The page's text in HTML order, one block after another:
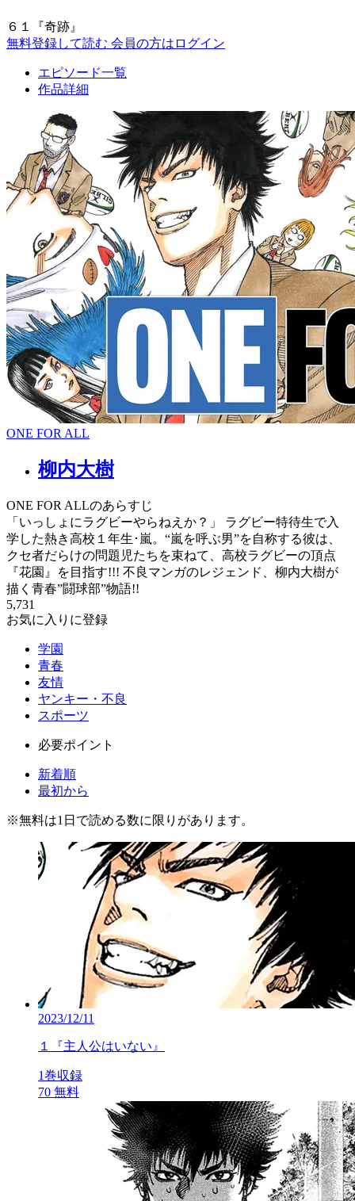
６１『奇跡』
無料登録して読む 会員の方はログイン
エピソード一覧
作品詳細
ONE FOR ALL
柳内大樹
ONE FOR ALLのあらすじ
「いっしょにラグビーやらねえか？」 ラグビー特待生で入
学した熱き高校１年生･嵐。“嵐を呼ぶ男”を自称する彼は、
クセ者だらけの問題児たちを束ねて、高校ラグビーの頂点
『花園』を目指す!!! 不良マンガのレジェンド、柳内大樹が
描く青春”闘球部”物語!!
5,731
お気に入りに登録
学園
青春
友情
ヤンキー・不良
スポーツ
必要ポイント
新着順
最初から
※無料は1日で読める数に限りがあります。
2023/12/11
１『主人公はいない』
1巻収録
70 無料